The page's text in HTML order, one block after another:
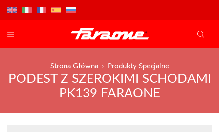
Strona Główna Produkty Specjalne
PODEST Z SZEROKIMI SCHODAMI
PK139 FARAONE